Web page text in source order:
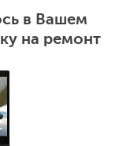
в Вашем
на ремонт